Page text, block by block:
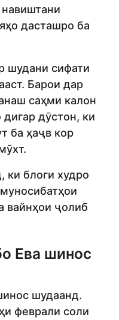
дасташро ба
шудани сифати
Барои дар
саҳми калон
дӯстон, ки
ба ҳаҷв кор
ки блоги худро
вайнҳои ҷолиб
Ева шинос
шудаанд.
феврали соли